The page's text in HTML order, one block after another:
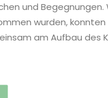
und Begegnungen.
wurden, konnten
am Aufbau des